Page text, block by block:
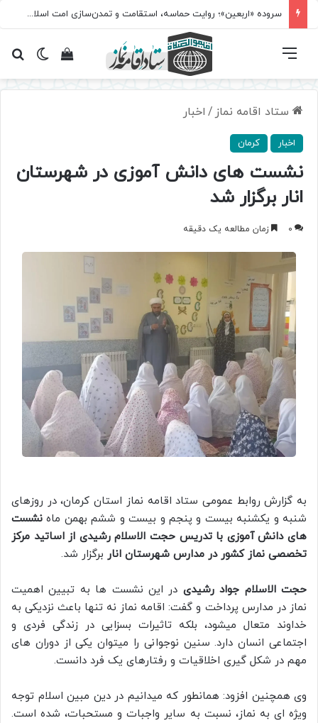
سروده‌ «اربعین»؛ روایت حماسه، استقامت و تمدن‌سازی امت اسلامی
تغییرمشاهده فهرست
ستاد اقامه نماز / اخبار
اخبار کرمان
نشست های دانش آموزی در شهرستان
انار برگزار شد
0 زمان مطالعه یک دقیقه
به گزارش روابط عمومی ستاد اقامه نماز استان کرمان، در روزهای
شنبه و یکشنبه بیست و پنجم و بیست و ششم بهمن ماه نشست
های دانش آموزی با تدریس حجت الاسلام رشیدی از اساتید مرکز
تخصصی نماز کشور در مدارس شهرستان انار برگزار شد.
حجت الاسلام جواد رشیدی در این نشست ها به تبیین اهمیت
نماز در مدارس پرداخت و گفت: اقامه نماز نه تنها باعث نزدیکی به
خداوند متعال میشود، بلکه تاثیرات بسزایی در زندگی فردی و
اجتماعی انسان دارد. سنین نوجوانی را میتوان یکی از دوران های
مهم در شکل گیری اخلاقیات و رفتارهای یک فرد دانست.
وی همچنین افزود: همانطور که میدانیم در دین مبین اسلام توجه
ویژه ای به نماز، نسبت به سایر واجبات و مستحبات، شده است.